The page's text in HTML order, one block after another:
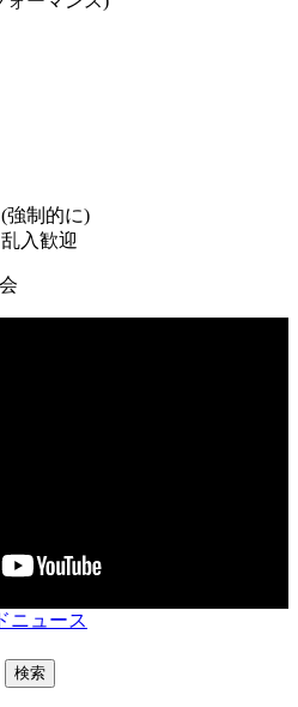
強制的に)
入歓迎
ニュース
検索